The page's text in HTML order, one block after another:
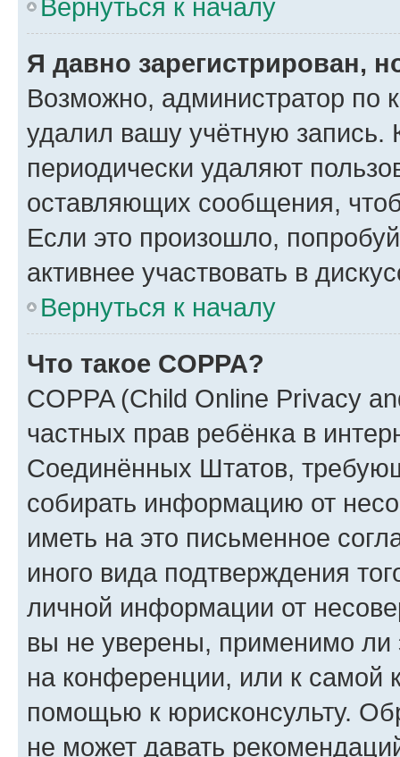
Вернуться к началу
Я давно зарегистрирован,
Возможно, администратор по
удалил вашу учётную запись.
периодически удаляют
оставляющих сообщения,
Если это произошло,
активнее участвовать в
Вернуться к началу
Что такое COPPA?
COPPA (Child Online Privacy
частных прав ребёнка в
Соединённых Штатов,
собирать информацию от
иметь на это письменное
иного вида подтверждения
личной информации от
вы не уверены, применимо ли
на конференции, или к самой
помощью к юрисконсульту.
не может давать